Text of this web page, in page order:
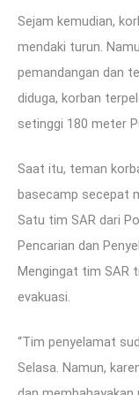
Sejam kemudian,
mendaki turun.
pemandangan dan
diduga, korban
setinggi 180 meter
Saat itu, teman
basecamp secepat
Satu tim SAR dari
Pencarian dan
Mengingat tim SAR
evakuasi.
“Tim penyelamat
Selasa. Namun,